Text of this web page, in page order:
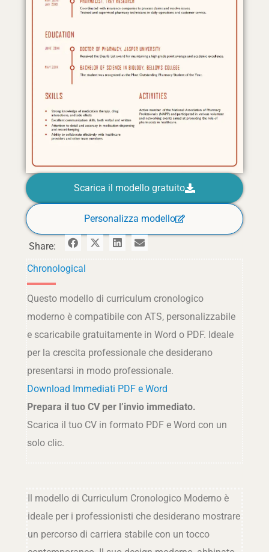
Scarica il modello gratuito
Personalizza modello
Share:
Chronological
Questo modello di curriculum cronologico
moderno è compatibile con ATS, personalizzabile
e scaricabile gratuitamente in Word o PDF. Ideale
per la crescita professionale che desiderano
presentarsi in modo professionale.
Download Immediati PDF e Word
Prepara il tuo CV per l’invio immediato.
Scarica il tuo CV in formato PDF e Word con un
solo clic.
Il modello di Curriculum Cronologico Moderno è
ideale per i professionisti che desiderano mostrare
un percorso di carriera stabile con un tocco